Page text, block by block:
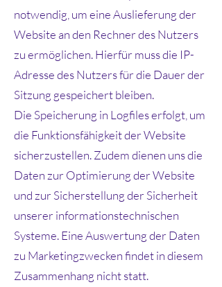
notwendig, um eine Auslieferung der
Website an den Rechner des Nutzers
zu ermöglichen. Hierfür muss die IP-
Adresse des Nutzers für die Dauer der
Sitzung gespeichert bleiben.
Die Speicherung in Logfiles erfolgt, um
die Funktionsfähigkeit der Website
sicherzustellen. Zudem dienen uns die
Daten zur Optimierung der Website
und zur Sicherstellung der Sicherheit
unserer informationstechnischen
Systeme. Eine Auswertung der Daten
zu Marketingzwecken findet in diesem
Zusammenhang nicht statt.